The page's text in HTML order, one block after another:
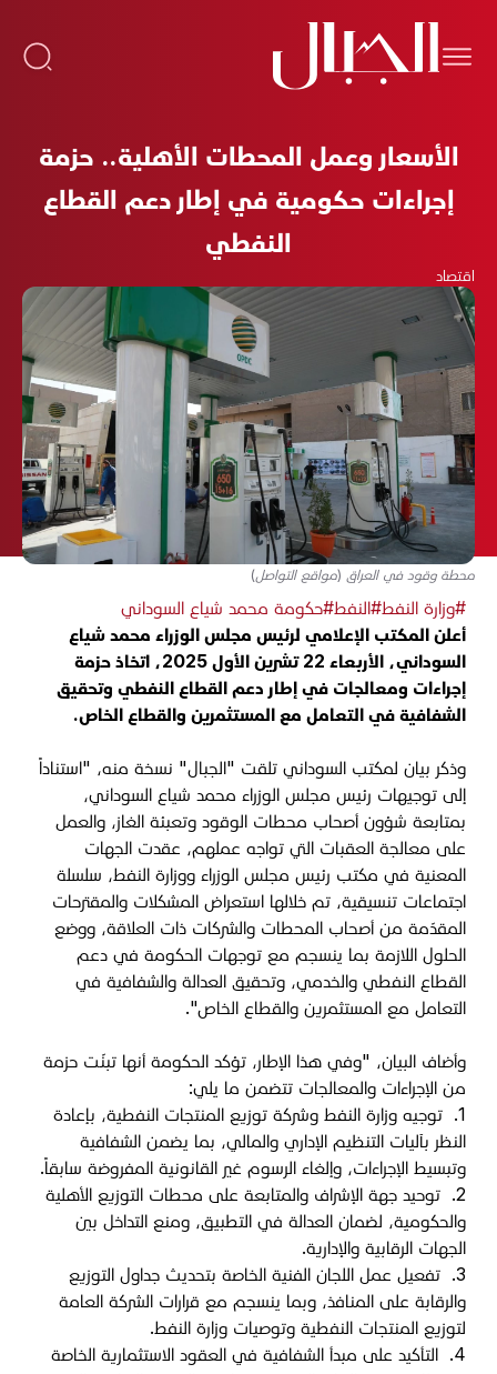
الأسعار وعمل المحطات الأهلية.. حزمة
إجراءات حكومية في إطار دعم القطاع
النفطي
اقتصاد
محطة وقود في العراق (مواقع التواصل)
#وزارة النفط#النفط#حكومة محمد شياع السوداني
أعلن المكتب الإعلامي لرئيس مجلس الوزراء محمد شياع
السوداني، الأربعاء 22 تشرين الأول 2025، اتخاذ حزمة
إجراءات ومعالجات في إطار دعم القطاع النفطي وتحقيق
الشفافية في التعامل مع المستثمرين والقطاع الخاص.
وذكر بيان لمكتب السوداني تلقت "الجبال" نسخة منه، "استناداً
إلى توجيهات رئيس مجلس الوزراء محمد شياع السوداني،
بمتابعة شؤون أصحاب محطات الوقود وتعبئة الغاز، والعمل
على معالجة العقبات التي تواجه عملهم، عقدت الجهات
المعنية في مكتب رئيس مجلس الوزراء ووزارة النفط، سلسلة
اجتماعات تنسيقية، تم خلالها استعراض المشكلات والمقترحات
المقدّمة من أصحاب المحطات والشركات ذات العلاقة، ووضع
الحلول اللازمة بما ينسجم مع توجهات الحكومة في دعم
القطاع النفطي والخدمي، وتحقيق العدالة والشفافية في
التعامل مع المستثمرين والقطاع الخاص".
وأضاف البيان، "وفي هذا الإطار، تؤكد الحكومة أنها تبنّت حزمة
من الإجراءات والمعالجات تتضمن ما يلي:
1.
توجيه وزارة النفط وشركة توزيع المنتجات النفطية، بإعادة
النظر بآليات التنظيم الإداري والمالي، بما يضمن الشفافية
وتبسيط الإجراءات، وإلغاء الرسوم غير القانونية المفروضة سابقاً.
2.
توحيد جهة الإشراف والمتابعة على محطات التوزيع الأهلية
والحكومية، لضمان العدالة في التطبيق، ومنع التداخل بين
الجهات الرقابية والإدارية.
3.
تفعيل عمل اللجان الفنية الخاصة بتحديث جداول التوزيع
والرقابة على المنافذ، وبما ينسجم مع قرارات الشركة العامة
لتوزيع المنتجات النفطية وتوصيات وزارة النفط.
4.
التأكيد على مبدأ الشفافية في العقود الاستثمارية الخاصة